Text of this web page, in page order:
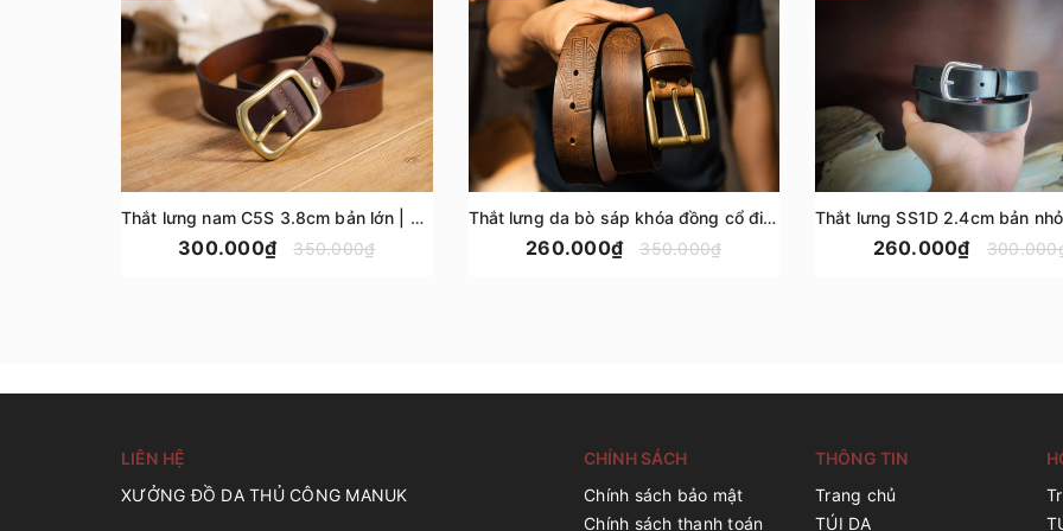
Thắt lưng nam C5S 3.8cm bản lớn | Khoá đồng thau nguyên chất Solid Brass | Da bò nguyên miếng tặng đinh đục
300.000₫ 350.000₫
Thắt lưng da bò sáp khóa đồng cổ điển phong cách HARLEY. Bảng dây lớn 3.8cm
260.000₫ 350.000₫ 260.000₫
LIÊN HỆ
XƯỞNG ĐỒ DA THỦ CÔNG MANUK
CHÍNH SÁCH
Chính sách bảo mật
Chính sách thanh toán
THÔNG TIN
Trang chủ
TÚI DA